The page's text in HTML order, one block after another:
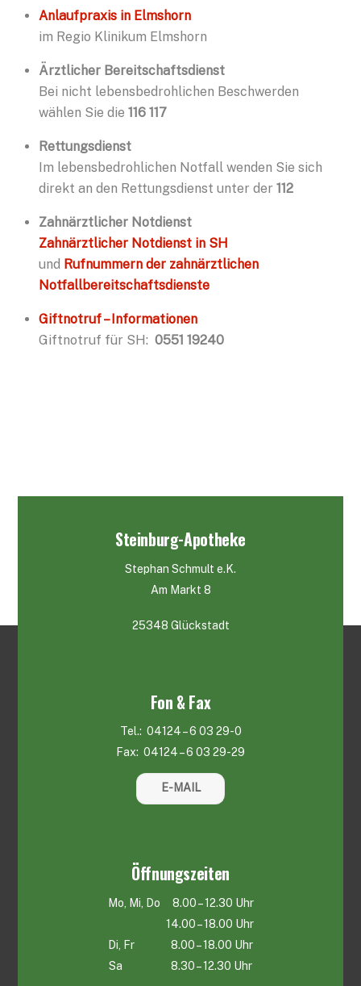
Anlaufpraxis in Elmshorn
im Regio Klinikum Elmshorn
Ärztlicher Bereitschaftsdienst
Bei nicht lebensbedrohlichen Beschwerden
wählen Sie die 116 117
Rettungsdienst
Im lebensbedrohlichen Notfall wenden Sie sich
direkt an den Rettungsdienst unter der 112
Zahnärztlicher Notdienst
Zahnärztlicher Notdienst in SH
und Rufnummern der zahnärztlichen
Notfallbereitschaftsdienste
Giftnotruf – Informationen
Giftnotruf für SH: 0551 19240
Steinburg-Apotheke
Stephan Schmult e.K.
Am Markt 8
25348 Glückstadt
Fon & Fax
Tel.: 04124 – 6 03 29-0
Fax: 04124 – 6 03 29-29
E-MAIL
Öffnungszeiten
Mo, Mi, Do 8.00 – 12.30 Uhr
14.00 – 18.00 Uhr
Di, Fr 8.00 – 18.00 Uhr
Sa 8.30 – 12.30 Uhr